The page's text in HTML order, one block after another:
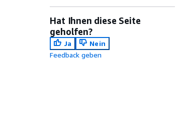
Hat Ihnen diese Seite
geholfen?
Ja
Nein
Feedback geben